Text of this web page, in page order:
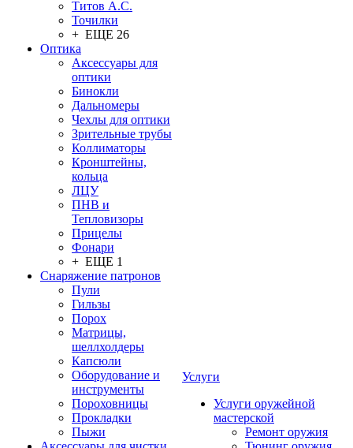
Титов А.С.
Точилки
+ ЕЩЕ 26
Оптика
Аксессуары для
оптики
Бинокли
Дальномеры
Чехлы для оптики
Зрительные трубы
Коллиматоры
Кронштейны,
кольца
ЛЦУ
ПНВ и
Тепловизоры
Прицелы
Фонари
+ ЕЩЕ 1
Снаряжение патронов
Пули
Гильзы
Порох
Матрицы,
шеллхолдеры
Капсюли
Оборудование и
инструменты
Пороховницы
Прокладки
Пыжи
Услуги
Услуги оружейной
мастерской
Ремонт оружия